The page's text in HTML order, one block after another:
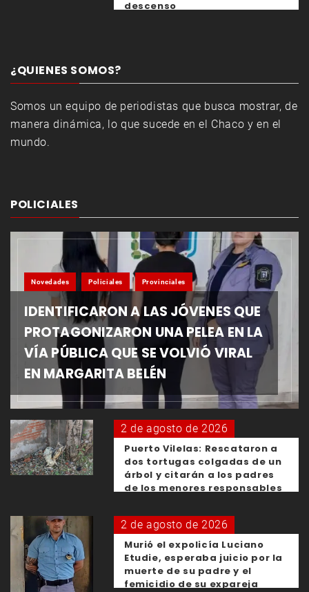
descenso
¿QUIENES SOMOS?
Somos un equipo de periodistas que busca mostrar, de
manera dinámica, lo que sucede en el Chaco y en el
mundo.
POLICIALES
Novedades Policiales Provinciales
IDENTIFICARON A LAS JÓVENES QUE
PROTAGONIZARON UNA PELEA EN LA
VÍA PÚBLICA QUE SE VOLVIÓ VIRAL
EN MARGARITA BELÉN
2 de agosto de 2026
Puerto Vilelas: Rescataron a
dos tortugas colgadas de un
árbol y citarán a los padres
de los menores responsables
2 de agosto de 2026
Murió el expolicía Luciano
Etudie, esperaba juicio por la
muerte de su padre y el
femicidio de su expareja